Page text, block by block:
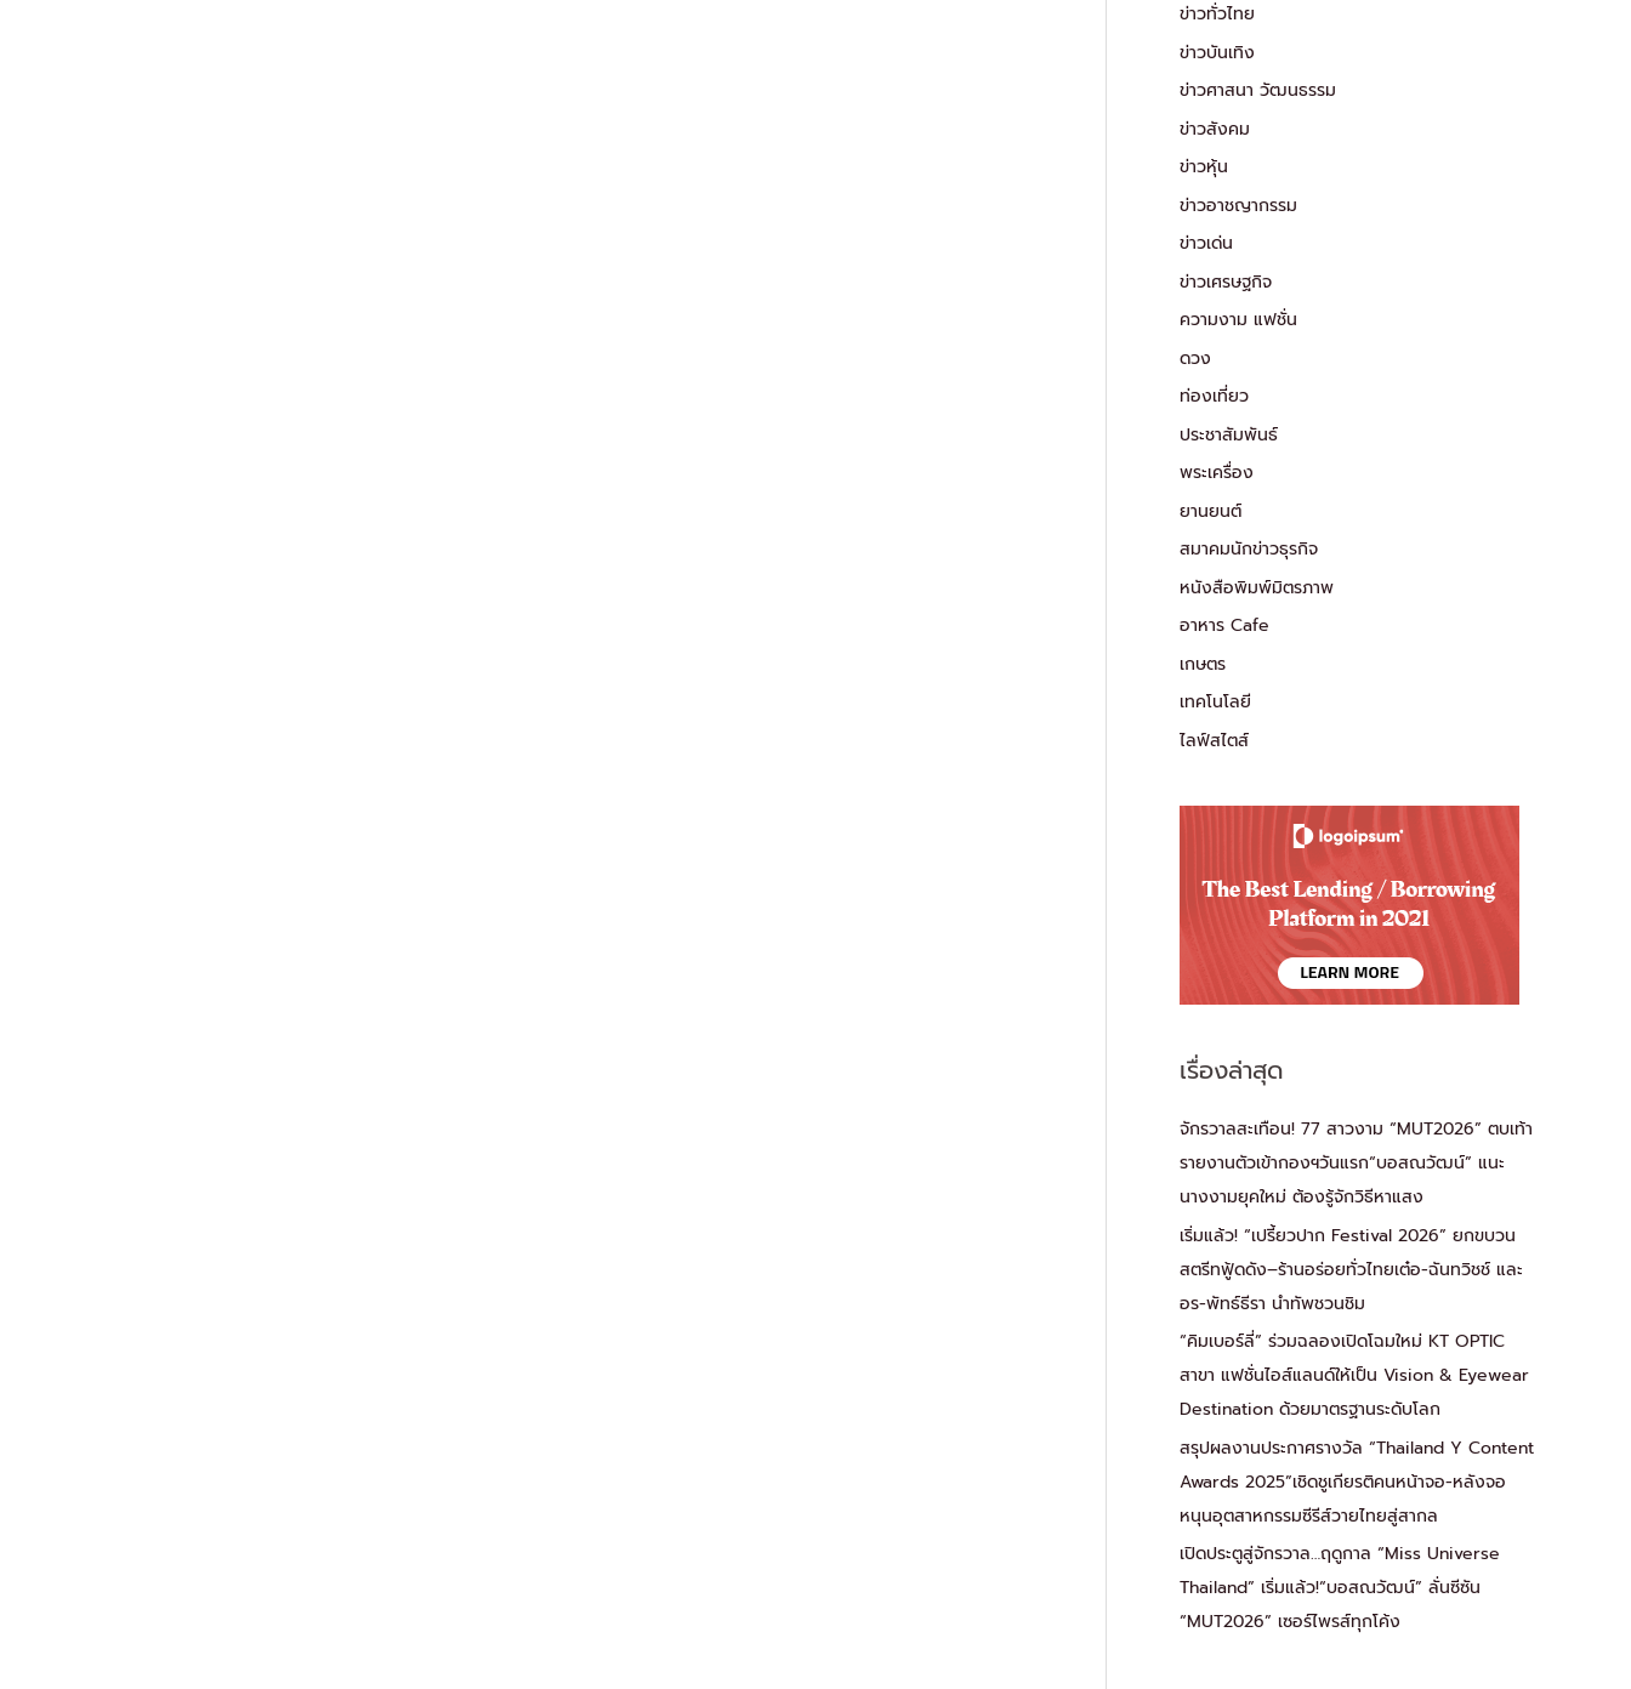
ข่าวทั่วไทย
ข่าวบันเทิง
ข่าวศาสนา วัฒนธรรม
ข่าวสังคม
ข่าวหุ้น
ข่าวอาชญากรรม
ข่าวเด่น
ข่าวเศรษฐกิจ
ความงาม แฟชั่น
ดวง
ท่องเที่ยว
ประชาสัมพันธ์
พระเครื่อง
ยานยนต์
สมาคมนักข่าวธุรกิจ
หนังสือพิมพ์มิตรภาพ
อาหาร Cafe
เกษตร
เทคโนโลยี
ไลฟ์สไตส์
เรื่องล่าสุด
จักรวาลสะเทือน! 77 สาวงาม “MUT2026” ตบเท้า
รายงานตัวเข้ากองฯวันแรก“บอสณวัฒน์” แนะ
นางงามยุคใหม่ ต้องรู้จักวิธีหาแสง
เริ่มแล้ว! “เปรี้ยวปาก Festival 2026” ยกขบวน
สตรีทฟู้ดดัง–ร้านอร่อยทั่วไทยเต๋อ-ฉันทวิชช์ และ
อร-พัทธ์ธีรา นำทัพชวนชิม
“คิมเบอร์ลี่” ร่วมฉลองเปิดโฉมใหม่ KT OPTIC
สาขา แฟชั่นไอส์แลนด์ให้เป็น Vision & Eyewear
Destination ด้วยมาตรฐานระดับโลก
สรุปผลงานประกาศรางวัล “Thailand Y Content
Awards 2025”เชิดชูเกียรติคนหน้าจอ-หลังจอ
หนุนอุตสาหกรรมซีรีส์วายไทยสู่สากล
เปิดประตูสู่จักรวาล…ฤดูกาล “Miss Universe
Thailand” เริ่มแล้ว!“บอสณวัฒน์” ลั่นซีซัน
“MUT2026” เซอร์ไพรส์ทุกโค้ง